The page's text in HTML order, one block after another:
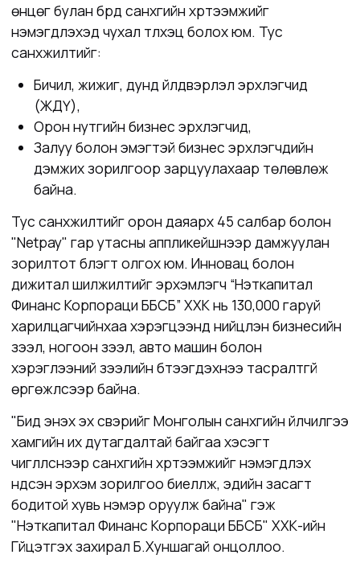
өнцөг булан бүрд санхүүгийн хүртээмжийг
нэмэгдүүлэхэд чухал түлхэц болох юм. Тус
санхүүжилтийг:
Бичил, жижиг, дунд үйлдвэрлэл эрхлэгчид
(ЖДҮ),
Орон нутгийн бизнес эрхлэгчид,
Залуу болон эмэгтэй бизнес эрхлэгчдийн
дэмжих зорилгоор зарцуулахаар төлөвлөж
байна.
Тус санхүүжилтийг орон даяарх 45 салбар болон
"Netpay" гар утасны аппликейшнээр дамжуулан
зорилтот бүлэгт олгох юм. Инновац болон
дижитал шилжилтийг эрхэмлэгч “Нэткапитал
Финанс Корпораци ББСБ” ХХКнь 130,000 гаруй
харилцагчийнхаа хэрэгцээнд нийцүүлэн бизнесийн
зээл, ногоон зээл, авто машин болон
хэрэглээний зээлийн бүтээгдэхүүнээ тасралтгүй
өргөжүүлсээр байна.
"Бид энэхүү эх үүсвэрийг Монголын санхүүгийн үйлчилгээ
хамгийн их дутагдалтай байгаа хэсэгт
чиглүүлснээр санхүүгийн хүртээмжийг нэмэгдүүлэх
үндсэн эрхэм зорилгоо биелүүлж, эдийн засагт
бодитой хувь нэмэр оруулж байна" гэж
"Нэткапитал Финанс Корпораци ББСБ" ХХК-ийн
Гүйцэтгэх захирал Б.Хуншагай онцоллоо.